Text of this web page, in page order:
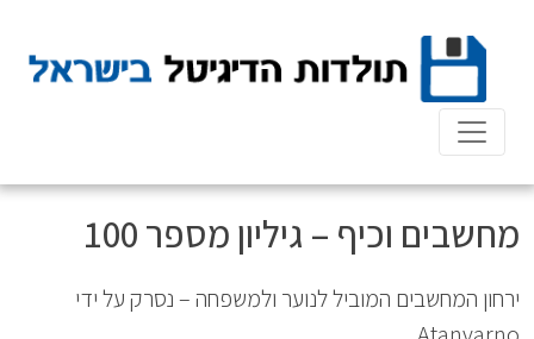
content
מחשבים וכיף – גיליון מספר 100
ירחון המחשבים המוביל לנוער ולמשפחה – נסרק על ידי